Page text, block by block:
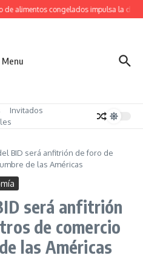
de alimentos congelados impulsa la
Menu
Invitados
BID será anfitrión de foro de
de las Américas
será anfitrión
de comercio
las Américas